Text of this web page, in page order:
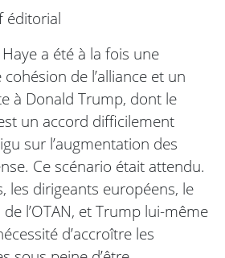
éditorial
a été à la fois une
de l’alliance et un
à Donald Trump, dont le
un accord difficilement
sur l’augmentation des
Ce scénario était attendu.
les dirigeants européens, le
l’OTAN, et Trump lui-même
d’accroître les